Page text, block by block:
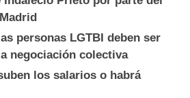
personas LGTBI deben ser
negociación colectiva
los salarios o habrá